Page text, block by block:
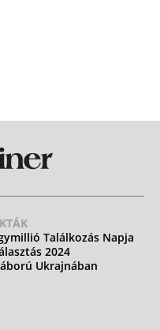
Találkozás Napja
2024
Ukrajnában